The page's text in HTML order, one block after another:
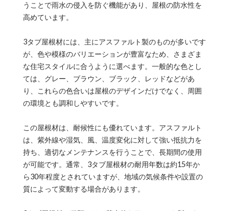
うことで雨水の侵入を防ぐ機能があり、屋根の防水性を
高めています。
3タブ屋根材には、主にアスファルト製のものが多いです
が、色や模様のバリエーションが豊富なため、さまざま
な住宅スタイルに合うように選べます。一般的な色とし
ては、グレー、ブラウン、ブラック、レッドなどがあ
り、これらの色合いは屋根のデザインだけでなく、周囲
の環境とも調和しやすいです。
この屋根材は、耐候性にも優れています。アスファルト
は、紫外線や湿気、風、温度変化に対して強い抵抗力を
持ち、適切なメンテナンスを行うことで、長期間の使用
が可能です。通常、3タブ屋根材の耐用年数は約15年か
ら30年程度とされていますが、地域の気候条件や設置の
質によって変動する場合があります。